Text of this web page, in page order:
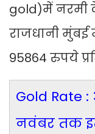
gold)में नरमी
राजधानी
95864 रुपये
Gold Rate :
नवंबर तक